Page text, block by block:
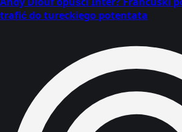
trafić do tureckiego potentata